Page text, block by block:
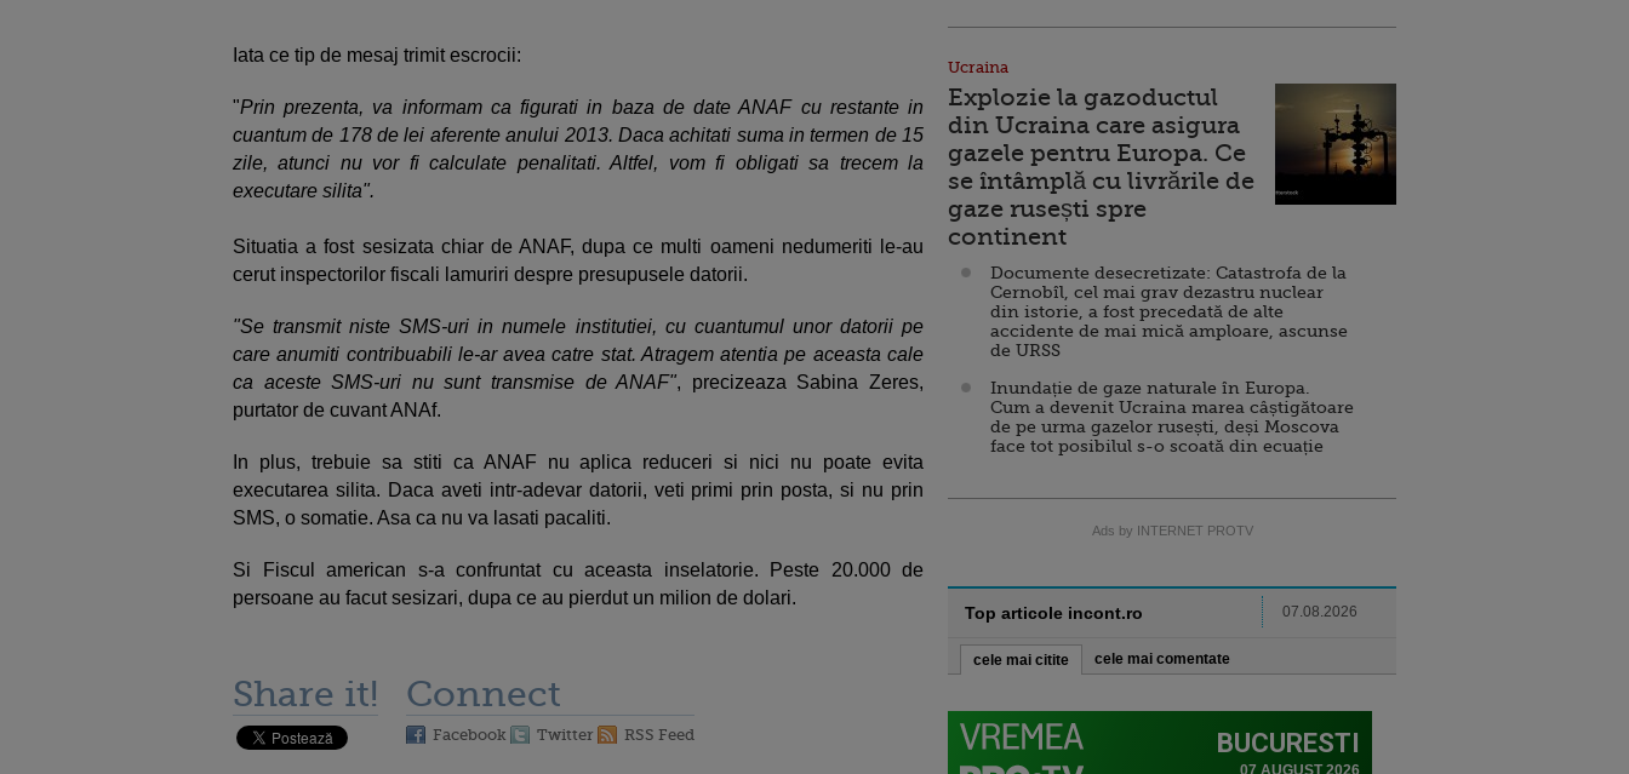
Iata ce tip de mesaj trimit escrocii:
"Prin prezenta, va informam ca figurati in baza de date ANAF cu restante in
cuantum de 178 de lei aferente anului 2013. Daca achitati suma in termen de 15
zile, atunci nu vor fi calculate penalitati. Altfel, vom fi obligati sa trecem la
executare silita".
Situatia a fost sesizata chiar de ANAF, dupa ce multi oameni nedumeriti le-au
cerut inspectorilor fiscali lamuriri despre presupusele datorii.
"Se transmit niste SMS-uri in numele institutiei, cu cuantumul unor datorii pe
care anumiti contribuabili le-ar avea catre stat. Atragem atentia pe aceasta cale
ca aceste SMS-uri nu sunt transmise de ANAF", precizeaza Sabina Zeres,
purtator de cuvant ANAf.
In plus, trebuie sa stiti ca ANAF nu aplica reduceri si nici nu poate evita
executarea silita. Daca aveti intr-adevar datorii, veti primi prin posta, si nu prin
SMS, o somatie. Asa ca nu va lasati pacaliti.
Si Fiscul american s-a confruntat cu aceasta inselatorie. Peste 20.000 de
persoane au facut sesizari, dupa ce au pierdut un milion de dolari.
Share it! Connect
Facebook Twitter RSS Feed
Ucraina
Explozie la gazoductul
din Ucraina care asigura
gazele pentru Europa. Ce
se întâmplă cu livrările de
gaze rusești spre
continent
Documente desecretizate: Catastrofa de la
Cernobîl, cel mai grav dezastru nuclear
din istorie, a fost precedată de alte
accidente de mai mică amploare, ascunse
de URSS
Inundație de gaze naturale în Europa.
Cum a devenit Ucraina marea câștigătoare
de pe urma gazelor rusești, deși Moscova
face tot posibilul s-o scoată din ecuație
Ads by INTERNET PROTV
Top articole incont.ro 07.08.2026
cele mai citite cele mai comentate